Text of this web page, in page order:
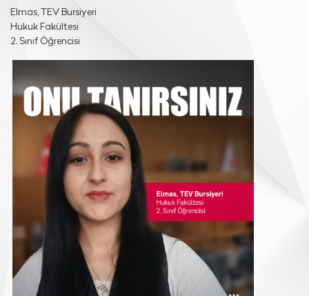
Elmas, TEV Bursiyeri
Hukuk Fakültesi
2. Sınıf Öğrencisi